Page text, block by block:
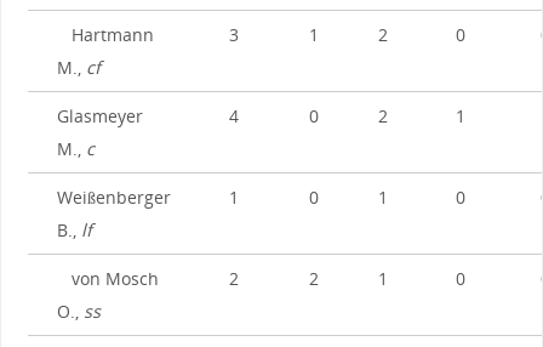
Hartmann
M., cf
3 1 2 0
Glasmeyer
M., c
4 0 2 1
Weißenberger
B., lf
1 0 1 0
von Mosch
O., ss
2 2 1 0